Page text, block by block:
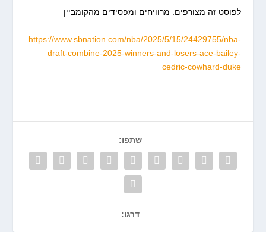
לפוסט זה מצורפים: מרוויחים ומפסידים מהקומביין
https://www.sbnation.com/nba/2025/5/15/24429755/nba-
draft-combine-2025-winners-and-losers-ace-bailey-
cedric-cowhard-duke
שתפו:
דרגו: